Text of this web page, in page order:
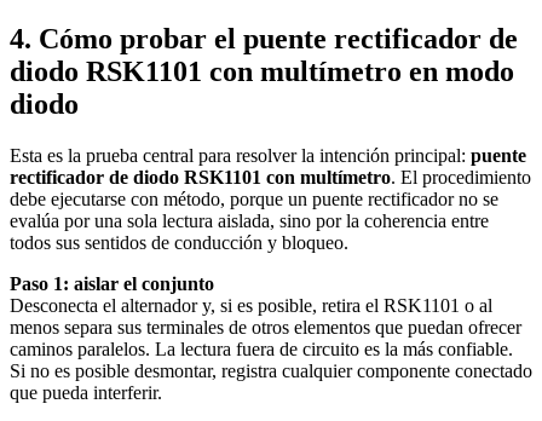
4. Cómo probar el puente rectificador de
diodo RSK1101 con multímetro en modo
diodo
Esta es la prueba central para resolver la intención principal: puente
rectificador de diodo RSK1101 con multímetro. El procedimiento
debe ejecutarse con método, porque un puente rectificador no se
evalúa por una sola lectura aislada, sino por la coherencia entre
todos sus sentidos de conducción y bloqueo.
Paso 1: aislar el conjunto
Desconecta el alternador y, si es posible, retira el RSK1101 o al
menos separa sus terminales de otros elementos que puedan ofrecer
caminos paralelos. La lectura fuera de circuito es la más confiable.
Si no es posible desmontar, registra cualquier componente conectado
que pueda interferir.